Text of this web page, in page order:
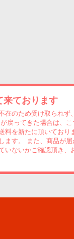
来ております
在のため受け取られ
戻ってきた場合は、
料を新たに頂いてお
ます。 また、商品が
いないかご確認頂き